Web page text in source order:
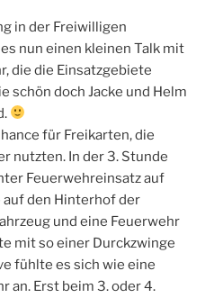
in der Freiwilligen
nun einen kleinen Talk mit
die die Einsatzgebiete
schön doch Jacke und Helm
für Freikarten, die
nutzten. In der 3. Stunde
Feuerwehreinsatz auf
auf den Hinterhof der
und eine Feuerwehr
mit so einer Durckzwinge
fühlte es sich wie eine
an. Erst beim 3. oder 4.